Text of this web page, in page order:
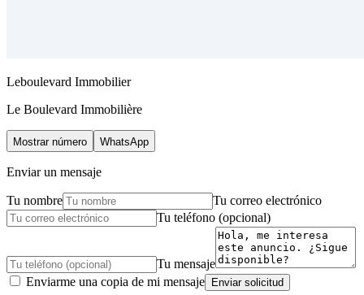
Leboulevard Immobilier
Le Boulevard Immobilière
Mostrar número WhatsApp
Enviar un mensaje
Tu nombre
Tu correo electrónico
Tu teléfono (opcional)
Tu mensaje
Enviarme una copia de mi mensaje
Enviar solicitud